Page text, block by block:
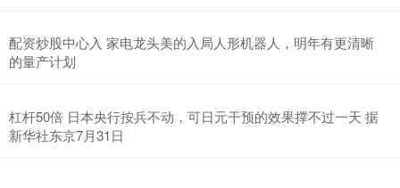
配资炒股中心入 家电龙头美的入局人形机器人，明年有更清晰
的量产计划
杠杆50倍 日本央行按兵不动，可日元干预的效果撑不过一天 据
新华社东京7月31日